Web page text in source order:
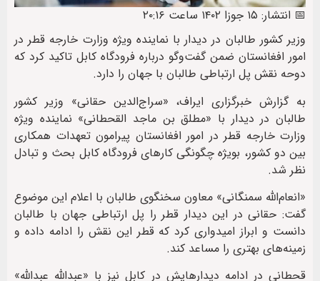
📅 انتشار: ۱۵ جوزا ۱۴۰۲ ساعت ۲۰:۱۶
وزیر کشور طالبان در دیدار با نماینده ویژه وزارت خارجه قطر در
امور افغانستان ضمن گفت‌وگو درباره فرودگاه کابل تاکید کرد که
دوحه نقش پل ارتباطی طالبان با جهان را دارد.
به گزارش خبرگزاری ایراف، «سراج‌الدین حقانی» وزیر کشور
طالبان در دیدار با «مطلق بن ماجد القحطانی» نماینده ویژه
وزارت خارجه قطر در امور افغانستان پیرامون تعهدات همکاری
بین دو کشور، بویژه چگونگی کارهای فرودگاه کابل بحث و تبادل
نظر شد.
«انعام‌الله سمنگانی» معاون سخنگوی طالبان با اعلام این موضوع
گفت: حقانی در این دیدار قطر را پل ارتباطی جهان با طالبان
دانست و ابراز امیدواری کرد که قطر این نقش را ادامه داده و
زمینه‌های بهتری را مساعد کند.
قحطانی در ادامه دیدارهایش در کابل نیز با «عبدالله عبدالله»